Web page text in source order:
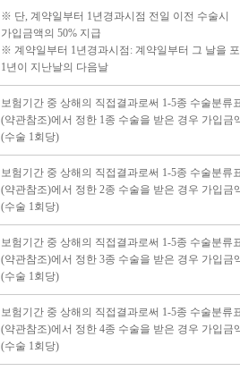
※ 단, 계약일부터 1년경과시점 전일 이전 수술시
가입금액의 50% 지급
※ 계약일부터 1년경과시점: 계약일부터 그 날을
1년이 지난날의 다음날
보험기간 중 상해의 직접결과로써 1-5종 수술분류
(약관참조)에서 정한 1종 수술을 받은 경우 가입금
(수술 1회당)
보험기간 중 상해의 직접결과로써 1-5종 수술분류
(약관참조)에서 정한 2종 수술을 받은 경우 가입금
(수술 1회당)
보험기간 중 상해의 직접결과로써 1-5종 수술분류
(약관참조)에서 정한 3종 수술을 받은 경우 가입금
(수술 1회당)
보험기간 중 상해의 직접결과로써 1-5종 수술분류
(약관참조)에서 정한 4종 수술을 받은 경우 가입금
(수술 1회당)